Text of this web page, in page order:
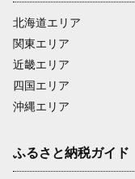
北海道エリア
関東エリア
近畿エリア
四国エリア
沖縄エリア
ふるさと納税ガイド